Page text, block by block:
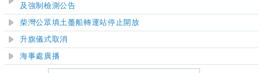
及強制檢測公告
柴灣公眾填土躉船轉運站停止開放
升旗儀式取消
海事處廣播